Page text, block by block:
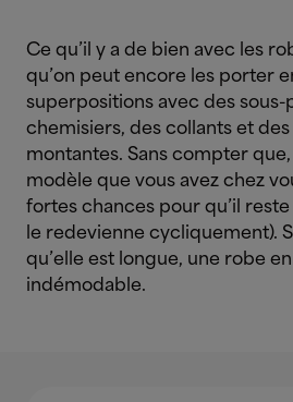
Ce qu’il y a de bien avec les
qu’on peut encore les porter
superpositions avec des sous-
chemisiers, des collants et
montantes. Sans compter
modèle que vous avez chez
fortes chances pour qu’il
le redevienne cycliquement).
qu’elle est longue, une robe
indémodable.